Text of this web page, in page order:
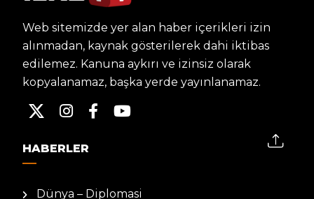
Web sitemizde yer alan haber içerikleri izin
alınmadan, kaynak gösterilerek dahi iktibas
edilemez. Kanuna aykırı ve izinsiz olarak
kopyalanamaz, başka yerde yayınlanamaz.
HABERLER
Dünya – Diplomasi